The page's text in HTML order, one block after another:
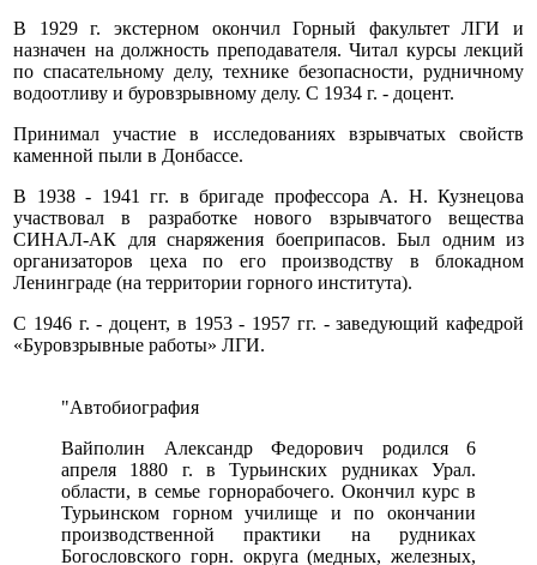
В 1929 г. экстерном окончил Горный факультет ЛГИ и
назначен на должность преподавателя. Читал курсы лекций
по спасательному делу, технике безопасности, рудничному
водоотливу и буровзрывному делу. С 1934 г. - доцент.
Принимал участие в исследованиях взрывчатых свойств
каменной пыли в Донбассе.
В 1938 - 1941 гг. в бригаде профессора А. Н. Кузнецова
участвовал в разработке нового взрывчатого вещества
СИНАЛ-АК для снаряжения боеприпасов. Был одним из
организаторов цеха по его производству в блокадном
Ленинграде (на территории горного института).
С 1946 г. - доцент, в 1953 - 1957 гг. - заведующий кафедрой
«Буровзрывные работы» ЛГИ.
"Автобиография
Вайполин Александр Федорович родился 6
апреля 1880 г. в Турьинских рудниках Урал.
области, в семье горнорабочего. Окончил курс в
Турьинском горном училище и по окончании
производственной практики на рудниках
Богословского горн. округа (медных, железных,